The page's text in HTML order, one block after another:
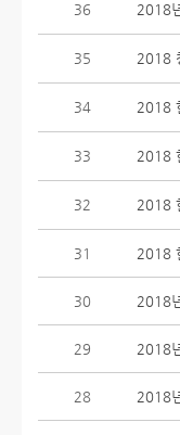
36 2018
35 2018
34 2018
33 2018
32 2018
31 2018
30 2018
29 2018
28 2018